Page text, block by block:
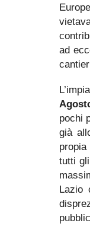
ad
pochi
già
tutti
Lazio